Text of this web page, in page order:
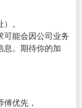
。
可能会因公司业务
息。期待你的加
优先，